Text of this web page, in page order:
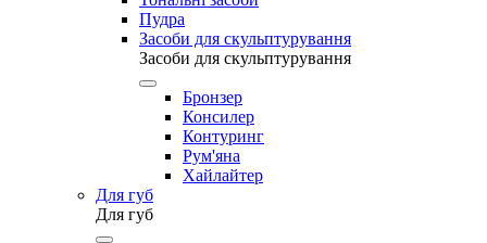
Пудра
Засоби для скульптурування
Засоби для скульптурування
Бронзер
Консилер
Контуринг
Рум'яна
Хайлайтер
Для губ
Для губ